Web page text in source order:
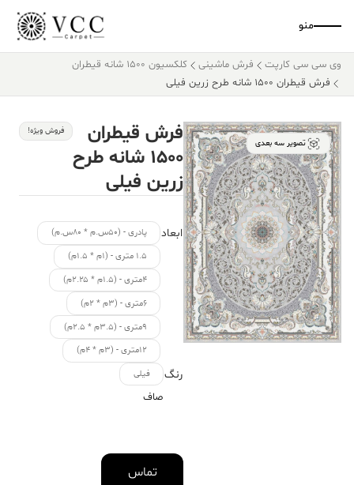
منو
وی سی سی کارپت فرش ماشینی
کلکسیون ۱۵۰۰ شانه قیطران
فرش قیطران ۱۵۰۰ شانه طرح زرین فیلی
تصویر سه بعدی
فرش قیطران
۱۵۰۰ شانه طرح
زرین فیلی
فروش ویژه!
ابعاد
پادری - (۵۰س.م * ۸۰س.م)
۱.۵ متری - (۱م * ۱.۵م)
۴متری - (۱.۵م * ۲.۲۵م)
۶متری - (۳م * ۲م)
۹متری - (۳.۵م * ۲.۵م)
۱۲متری - (۳م * ۴م)
رنگ فیلی
صاف
تماس